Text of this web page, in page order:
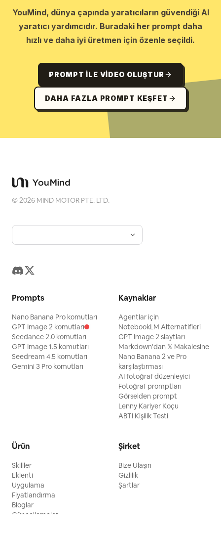
YouMind, dünya çapında yaratıcıların güvendiği AI
yaratıcı yardımcıdır. Buradaki her prompt daha
hızlı ve daha iyi üretmen için özenle seçildi.
PROMPT ILE VIDEO OLUŞTUR
DAHA FAZLA PROMPT KEŞFET
©2026 MIND MOTOR PTE. LTD.
Prompts
Nano Banana Pro komutları
GPT Image 2 komutları
Seedance 2.0 komutları
GPT Image 1.5 komutları
Seedream 4.5 komutları
Gemini 3 Pro komutları
Kaynaklar
Agentlar için
NotebookLM Alternatifleri
GPT Image 2 slaytları
Markdown'dan 𝕏 Makalesine
Nano Banana 2 ve Pro
karşılaştırması
AI fotoğraf düzenleyici
Fotoğraf promptları
Görselden prompt
Lenny Kariyer Koçu
ABTI Kişilik Testi
Ürün
Skilller
Eklenti
Uygulama
Fiyatlandırma
Bloglar
Güncellemeler
Şirket
Bize Ulaşın
Gizlilik
Şartlar